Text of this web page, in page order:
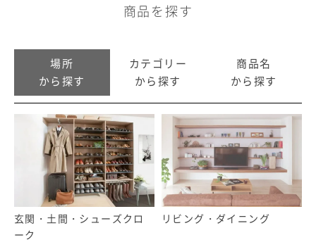
商品を探す
場所
から探す
カテゴリー
から探す
商品名
から探す
玄関・土間・シューズクロ
ーク
リビング・ダイニング